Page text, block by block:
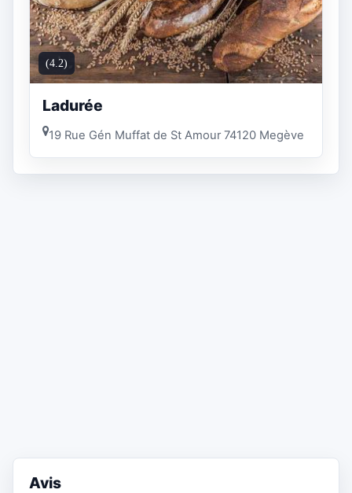
(4.2)
Ladurée
19 Rue Gén Muffat de St Amour 74120 Megève
Avis